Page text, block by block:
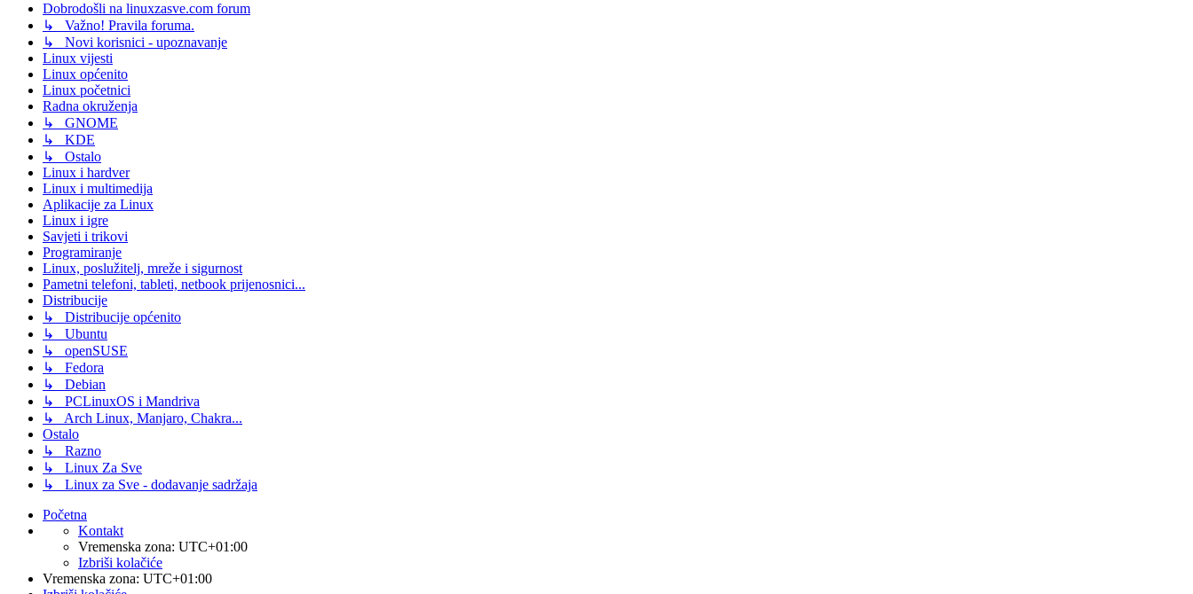
Dobrodošli na linuxzasve.com forum
↳ Važno! Pravila foruma.
↳ Novi korisnici - upoznavanje
Linux vijesti
Linux općenito
Linux početnici
Radna okruženja
↳ GNOME
↳ KDE
↳ Ostalo
Linux i hardver
Linux i multimedija
Aplikacije za Linux
Linux i igre
Savjeti i trikovi
Programiranje
Linux, poslužitelj, mreže i sigurnost
Pametni telefoni, tableti, netbook prijenosnici...
Distribucije
↳ Distribucije općenito
↳ Ubuntu
↳ openSUSE
↳ Fedora
↳ Debian
↳ PCLinuxOS i Mandriva
↳ Arch Linux, Manjaro, Chakra...
Ostalo
↳ Razno
↳ Linux Za Sve
↳ Linux za Sve - dodavanje sadržaja
Početna
Kontakt
Vremenska zona: UTC+01:00
Izbriši kolačiće
Vremenska zona: UTC+01:00